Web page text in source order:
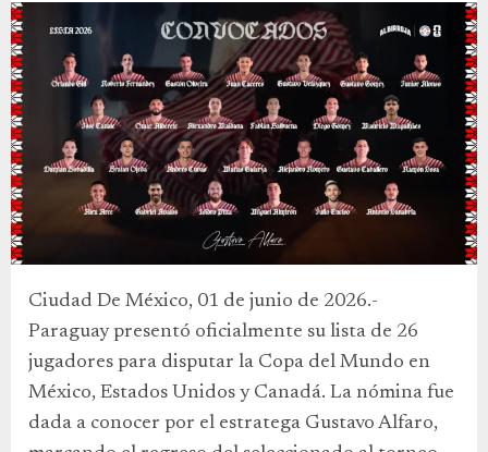
Ciudad De México, 01 de junio de 2026.-
Paraguay presentó oficialmente su lista de 26
jugadores para disputar la Copa del Mundo en
México, Estados Unidos y Canadá. La nómina fue
dada a conocer por el estratega Gustavo Alfaro,